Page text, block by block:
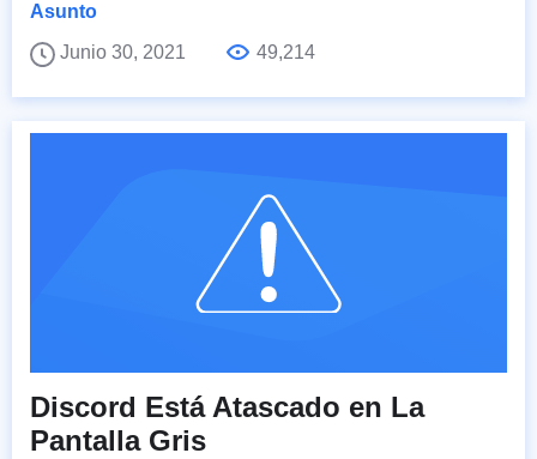
Asunto
Junio 30, 2021
49,214
Discord Está Atascado en La
Pantalla Gris